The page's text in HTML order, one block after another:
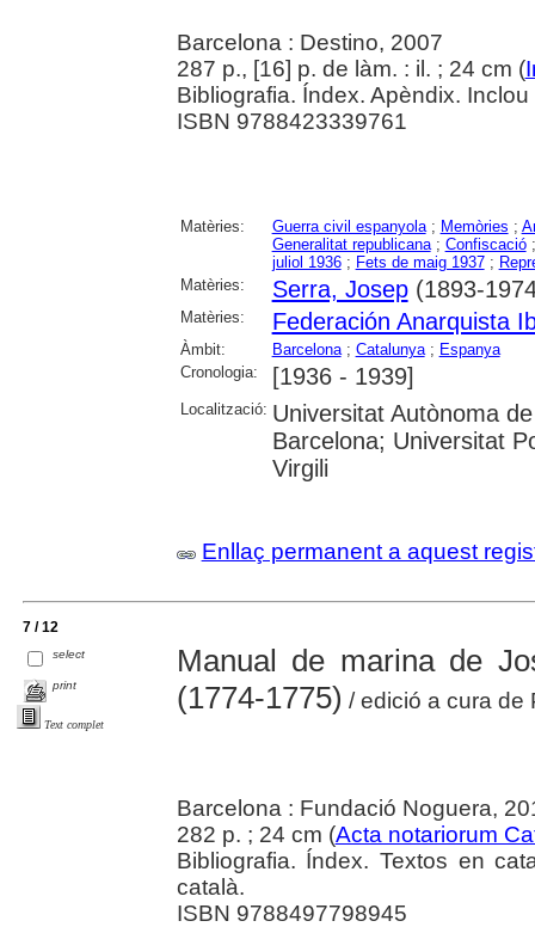
Barcelona : Destino, 2007
287 p., [16] p. de làm. : il. ; 24 cm (
Bibliografia. Índex. Apèndix.
ISBN 9788423339761
Matèries: Guerra civil espanyola; Memòries ;
Generalitat republicana; Confiscació
juliol 1936; Fets de maig 1937;
Matèries:
Serra, Josep(1893-
Matèries: Federación Anarquista
Àmbit: Barcelona; Catalunya; Espanya
Cronologia:
[1936 - 1939]
Localització: Universitat Autònoma
Barcelona; Universitat
Virgili
Enllaç permanent a aquest
7 / 12
select
print
Text complet
Manual de marina de
(1774-1775) / edició a cura de
Barcelona : Fundació Noguera,
282 p. ; 24 cm (Acta notariorum
Bibliografia. Índex. Textos en
català.
ISBN 9788497798945